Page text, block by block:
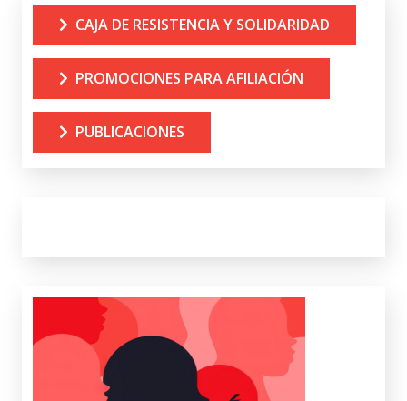
CAJA DE RESISTENCIA Y SOLIDARIDAD
PROMOCIONES PARA AFILIACIÓN
PUBLICACIONES